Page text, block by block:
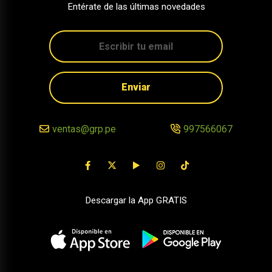
Entérate de las últimas novedades
Enviar
ventas@grp.pe 997566067
Descargar la App GRATIS